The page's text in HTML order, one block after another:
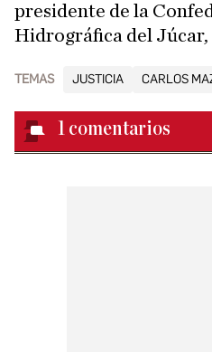
presidente de la
Hidrográfica del Júcar,
TEMAS JUSTICIA CARLOS
1 comentarios